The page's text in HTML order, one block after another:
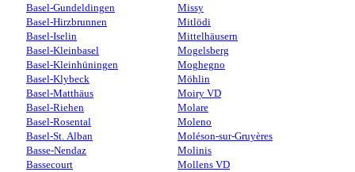
Basel-Gundeldingen
Basel-Hirzbrunnen
Basel-Iselin
Basel-Kleinbasel
Basel-Kleinhüningen
Basel-Klybeck
Basel-Matthäus
Basel-Riehen
Basel-Rosental
Basel-St. Alban
Basse-Nendaz
Bassecourt
Missy
Mitlödi
Mittelhäusern
Mogelsberg
Moghegno
Möhlin
Moiry VD
Molare
Moleno
Moléson-sur-Gruyères
Molinis
Mollens VD